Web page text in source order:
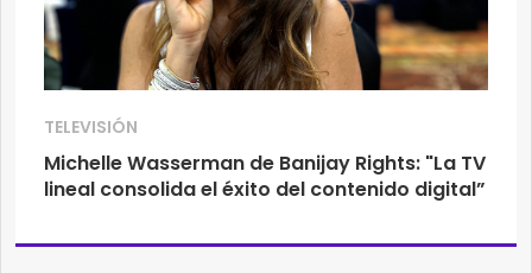
TELEVISIÓN
Michelle Wasserman de Banijay Rights: "La TV
lineal consolida el éxito del contenido digital”